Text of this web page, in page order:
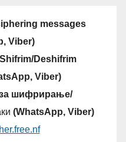
messages
Viber)
Deshifrim
Viber)
за шифрирање/
(WhatsApp, Viber)